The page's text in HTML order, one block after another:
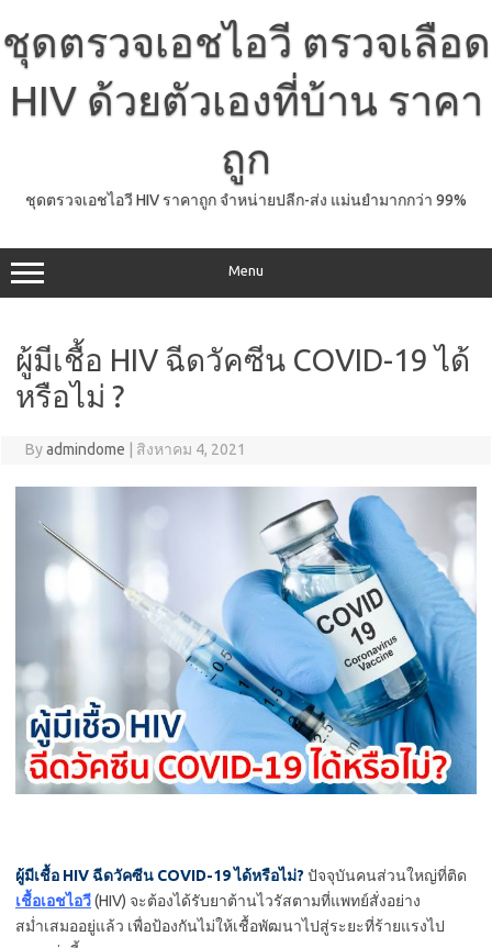
content
ชุดตรวจเอชไอวี ตรวจเลือด
HIV ด้วยตัวเองที่บ้าน ราคา
ถูก
ชุดตรวจเอชไอวี HIV ราคาถูก จำหน่ายปลีก-ส่ง แม่นยำมากกว่า 99%
Menu
ผู้มีเชื้อ HIV ฉีดวัคซีน COVID-19 ได้
หรือไม่ ?
Byadmindome สิงหาคม 4, 2021
ผู้มีเชื้อ HIV ฉีดวัคซีน COVID-19 ได้หรือไม่? ปัจจุบันคนส่วนใหญ่ที่ติด
เชื้อเอชไอวี(HIV) จะต้องได้รับยาต้านไวรัสตามที่แพทย์สั่งอย่าง
สม่ำเสมออยู่แล้ว เพื่อป้องกันไม่ให้เชื้อพัฒนาไปสู่ระยะที่ร้ายแรงไป